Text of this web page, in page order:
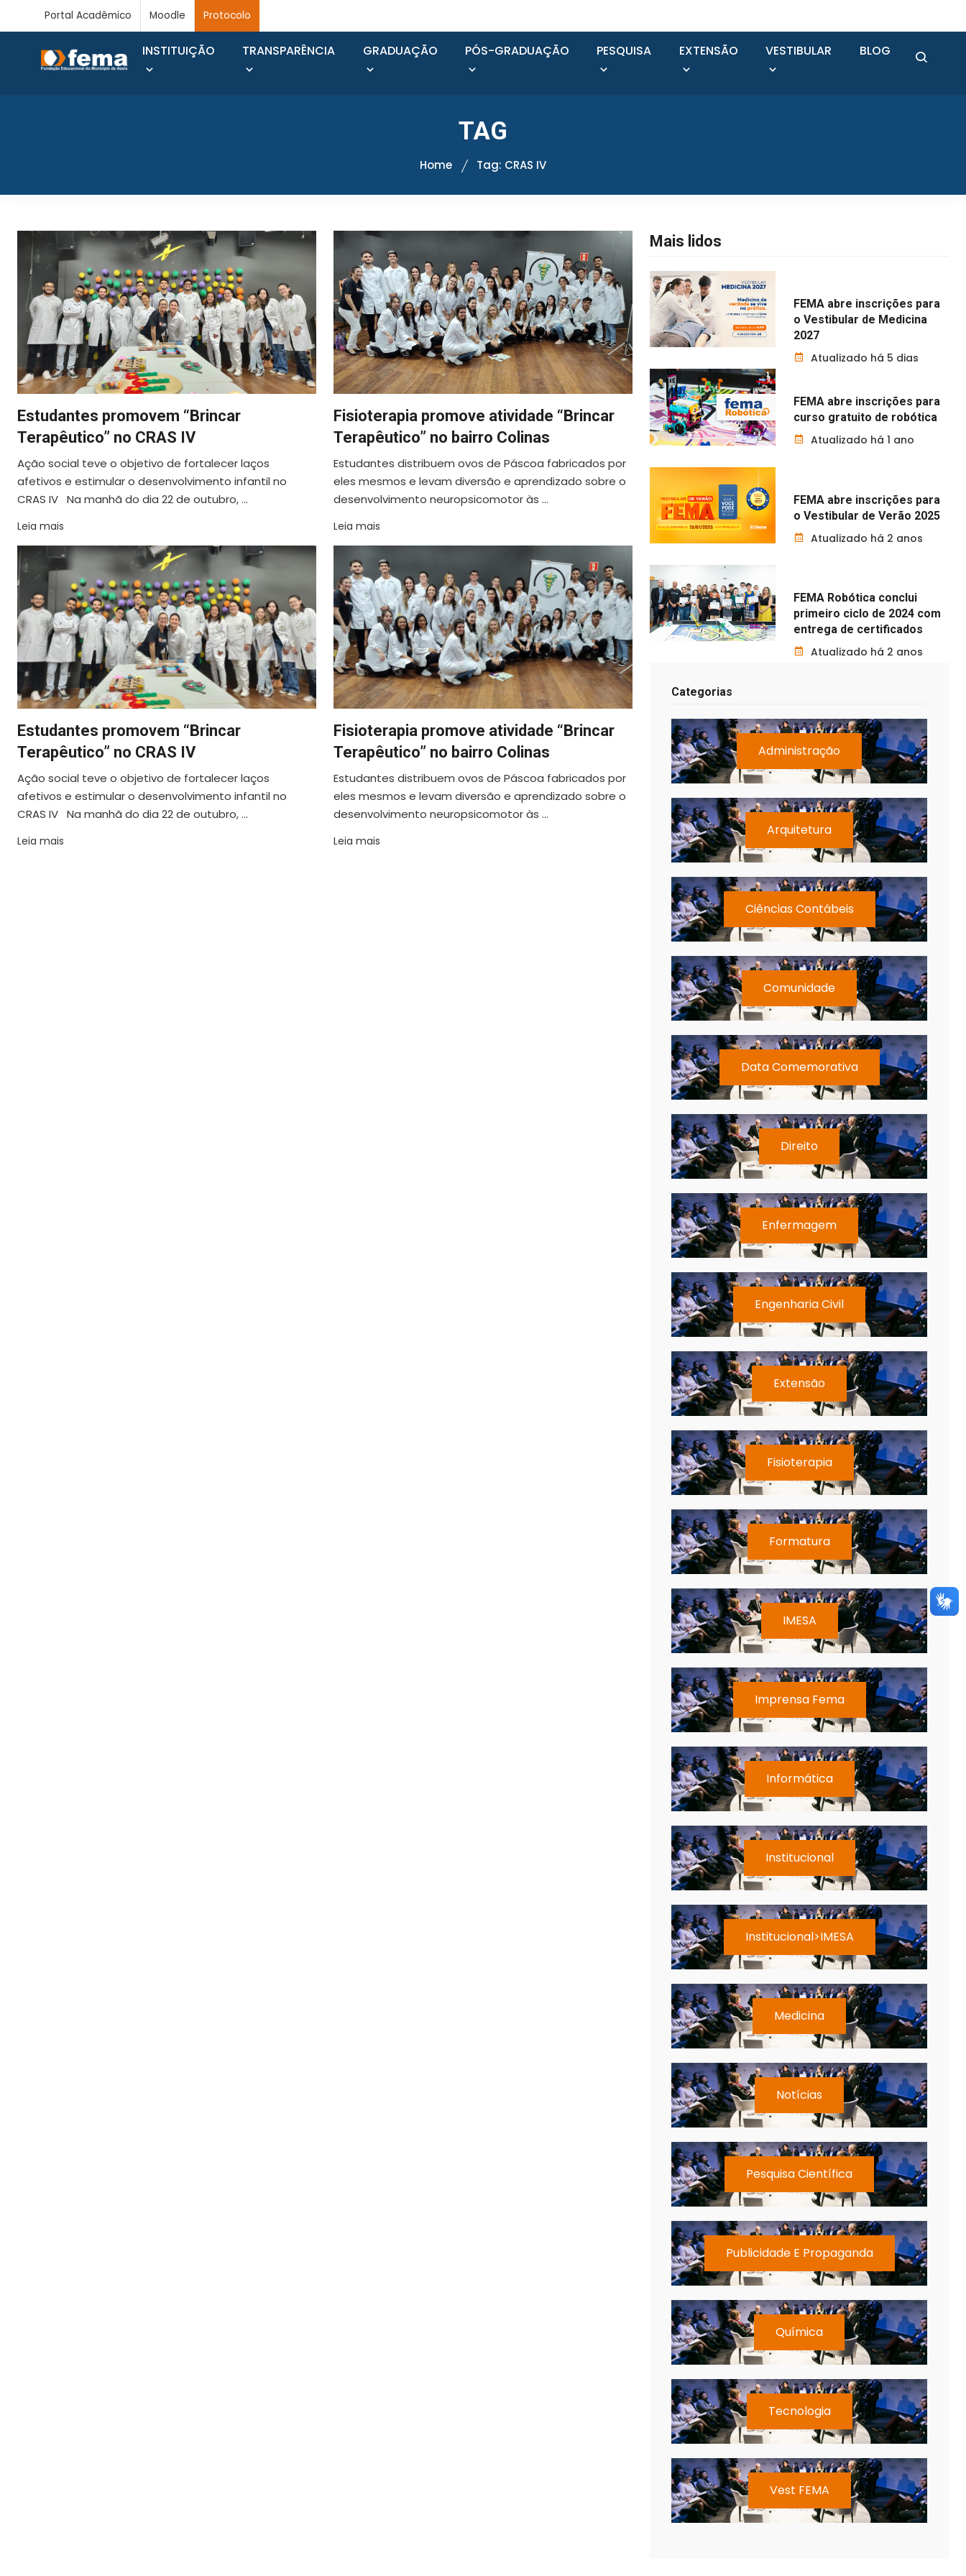
Portal Acadêmico Moodle Protocolo
INSTITUIÇÃO TRANSPARÊNCIA GRADUAÇÃO PÓS-GRADUAÇÃO PESQUISA EXTENSÃO VESTIBULAR BLOG
TAG
Home Tag: CRAS IV
Estudantes promovem “Brincar
Terapêutico” no CRAS IV
Ação social teve o objetivo de fortalecer laços
afetivos e estimular o desenvolvimento infantil no
CRAS IV Na manhã do dia 22 de outubro, ...
Leia mais
Fisioterapia promove atividade “Brincar
Terapêutico” no bairro Colinas
Estudantes distribuem ovos de Páscoa fabricados por
eles mesmos e levam diversão e aprendizado sobre o
desenvolvimento neuropsicomotor às ...
Leia mais
Estudantes promovem “Brincar
Terapêutico” no CRAS IV
Ação social teve o objetivo de fortalecer laços
afetivos e estimular o desenvolvimento infantil no
CRAS IV Na manhã do dia 22 de outubro, ...
Leia mais
Fisioterapia promove atividade “Brincar
Terapêutico” no bairro Colinas
Estudantes distribuem ovos de Páscoa fabricados por
eles mesmos e levam diversão e aprendizado sobre o
desenvolvimento neuropsicomotor às ...
Leia mais
Mais lidos
FEMA abre inscrições para
o Vestibular de Medicina
2027
Atualizado há 5 dias
FEMA abre inscrições para
curso gratuito de robótica
Atualizado há 1 ano
FEMA abre inscrições para
o Vestibular de Verão 2025
Atualizado há 2 anos
FEMA Robótica conclui
primeiro ciclo de 2024 com
entrega de certificados
Atualizado há 2 anos
Categorias
Administração
Arquitetura
Ciências Contábeis
Comunidade
Data Comemorativa
Direito
Enfermagem
Engenharia Civil
Extensão
Fisioterapia
Formatura
IMESA
Imprensa Fema
Informática
Institucional
Institucional>IMESA
Medicina
Notícias
Pesquisa Científica
Publicidade E Propaganda
Química
Tecnologia
Vest FEMA